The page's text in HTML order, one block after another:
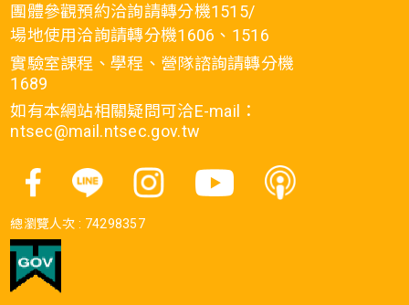
團體參觀預約洽詢請轉分機1515/
場地使用洽詢請轉分機1606、1516
實驗室課程、學程、營隊諮詢請轉分機
1689
如有本網站相關疑問可洽E-mail：
ntsec@mail.ntsec.gov.tw
總瀏覽人次 : 74298357